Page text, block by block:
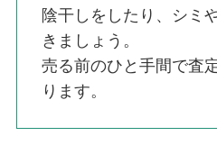
陰干しをしたり、シミ
きましょう。
売る前のひと手間で査
ります。